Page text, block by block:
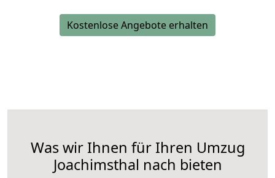
Kostenlose Angebote erhalten
Was wir Ihnen für Ihren Umzug
Joachimsthal nach bieten